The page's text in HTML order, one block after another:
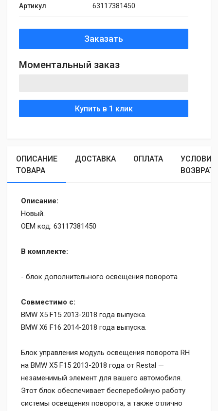
Артикул 63117381450
Заказать
Моментальный заказ
Купить в 1 клик
ОПИСАНИЕ
ТОВАРА
ДОСТАВКА ОПЛАТА
УСЛОВИЯ
ВОЗВРАТА
Описание:
Новый.
OEM код: 63117381450
В комплекте:
- блок дополнительного освещения поворота
Совместимо с:
BMW X5 F15 2013-2018 года выпуска.
BMW X6 F16 2014-2018 года выпуска.
Блок управления модуль освещения поворота RH
на BMW X5 F15 2013-2018 года от Restal —
незаменимый элемент для вашего автомобиля.
Этот блок обеспечивает бесперебойную работу
системы освещения поворота, а также отлично